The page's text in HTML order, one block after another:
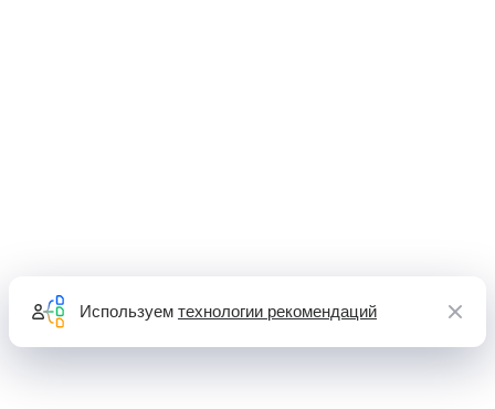
Используем технологии рекомендаций